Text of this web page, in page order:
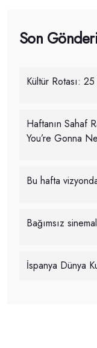
Son
Kültür Rotası:
Haftanın Sahaf
You’re Gonna
Bu hafta
Bağımsız
İspanya Dünya